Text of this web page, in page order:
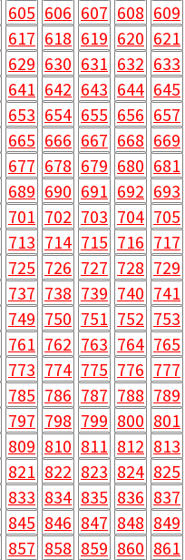
605 606 607 608 609
617 618 619 620 621
629 630 631 632 633
641 642 643 644 645
653 654 655 656 657
665 666 667 668 669
677 678 679 680 681
689 690 691 692 693
701 702 703 704 705
713 714 715 716 717
725 726 727 728 729
737 738 739 740 741
749 750 751 752 753
761 762 763 764 765
773 774 775 776 777
785 786 787 788 789
797 798 799 800 801
809 810 811 812 813
821 822 823 824 825
833 834 835 836 837
845 846 847 848 849
857 858 859 860 861